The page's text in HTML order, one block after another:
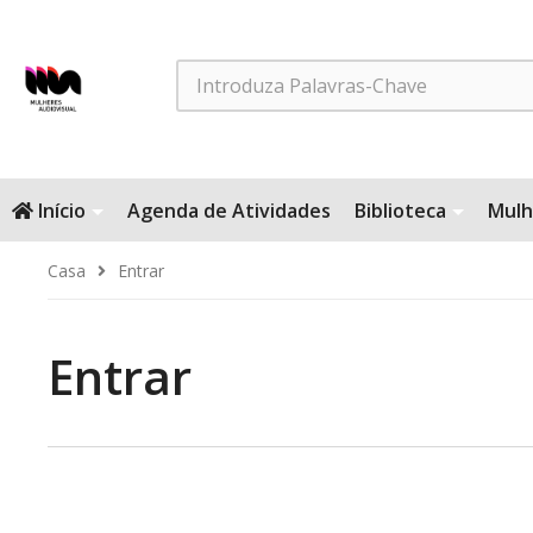
Search
Início Agenda de Atividades Biblioteca
Casa Entrar
Entrar